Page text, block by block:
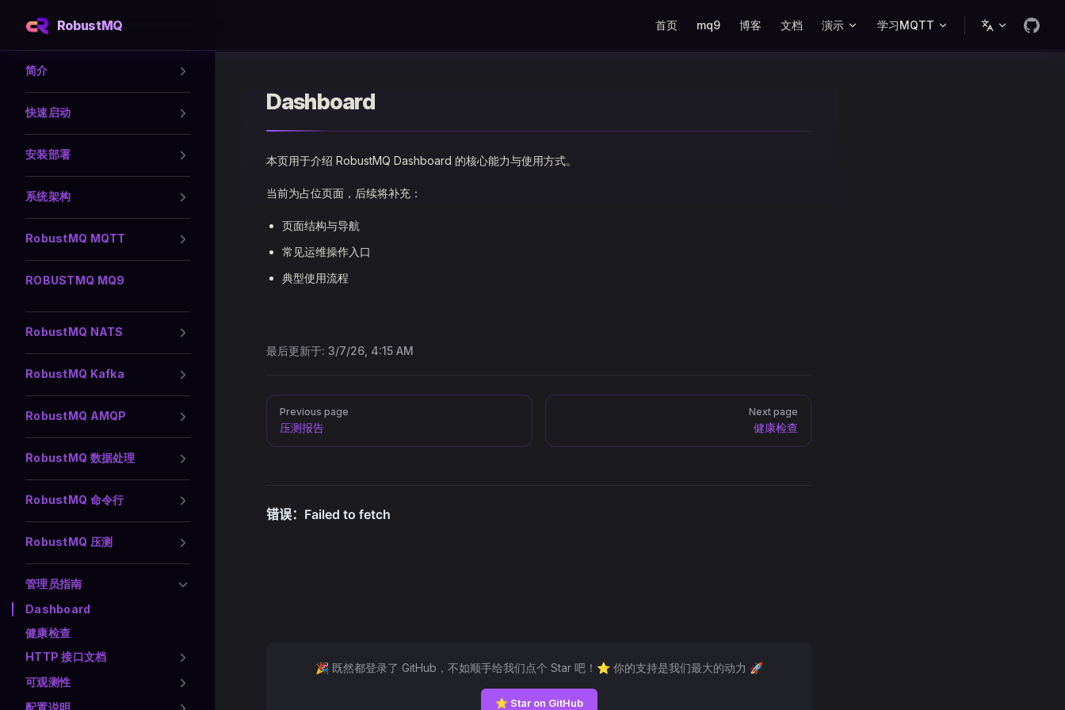
Skip to content
RobustMQ 首页 mq9 博客 文档 演示 学习MQTT
简介
快速启动
安装部署
系统架构
RobustMQ MQTT
ROBUSTMQ MQ9
RobustMQ NATS
RobustMQ Kafka
RobustMQ AMQP
RobustMQ 数据处理
RobustMQ 命令行
RobustMQ 压测
管理员指南
Dashboard
健康检查
HTTP 接口文档
可观测性
配置说明
Dashboard
本页用于介绍 RobustMQ Dashboard 的核心能力与使用方式。
当前为占位页面，后续将补充：
页面结构与导航
常见运维操作入口
典型使用流程
最后更新于: 3/7/26, 4:15 AM
PagerPrevious page
压测报告
Next page
健康检查
🎉 既然都登录了 GitHub，不如顺手给我们点个 Star 吧！⭐ 你的支持是我们最大的动力 🚀
⭐ Star on GitHub